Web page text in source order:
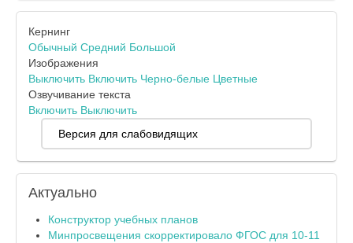
Кернинг
Обычный Средний Большой
Изображения
Выключить Включить Черно-белые Цветные
Озвучивание текста
Включить Выключить
Версия для слабовидящих
Актуально
Конструктор учебных планов
Минпросвещения скорректировало ФГОС для 10-11